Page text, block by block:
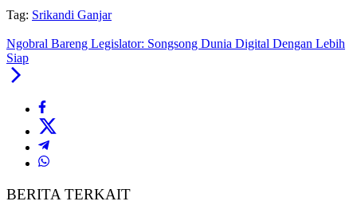
Tag: Srikandi Ganjar
Ngobral Bareng Legislator: Songsong Dunia Digital Dengan Lebih
Siap
BERITA TERKAIT